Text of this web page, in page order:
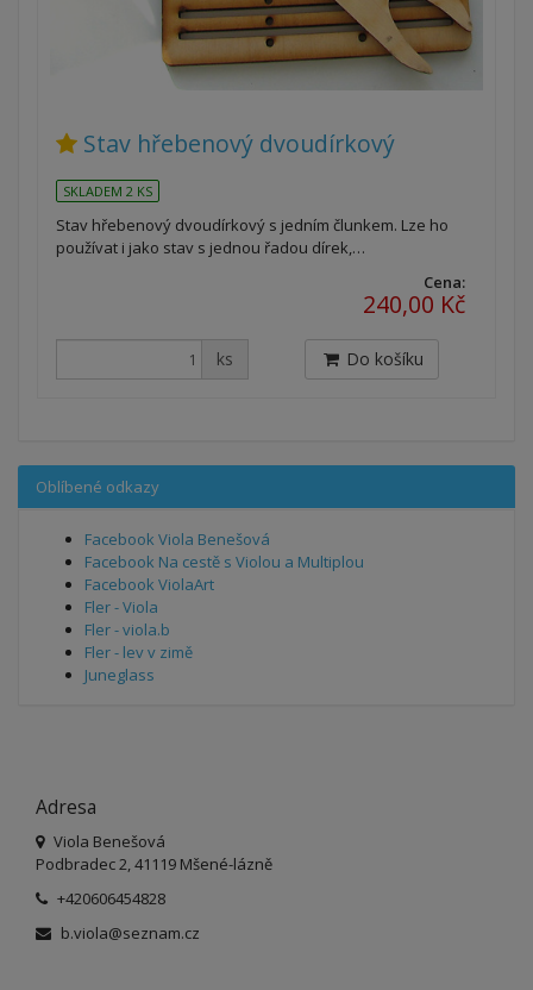
Stav hřebenový dvoudírkový
SKLADEM 2 KS
Stav hřebenový dvoudírkový s jedním člunkem. Lze ho
používat i jako stav s jednou řadou dírek,…
Cena:
240,00 Kč
ks Do košíku
Oblíbené odkazy
Facebook Viola Benešová
Facebook Na cestě s Violou a Multiplou
Facebook ViolaArt
Fler - Viola
Fler - viola.b
Fler - lev v zimě
Juneglass
Adresa
Viola Benešová
Podbradec 2, 41119 Mšené-lázně
+420606454828
b.viola@seznam.cz